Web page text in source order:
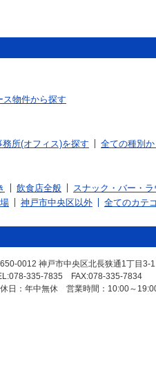
ス物件から探す
務所(オフィス)を探す 全ての種別
飲食店全般
スナック・バー・
神戸市中央区以外 全てのカテ
0012 神戸市中央区北長狭通1丁目3-
335-7835 FAX:078-335-7834
日：年中無休 営業時間：10:00～